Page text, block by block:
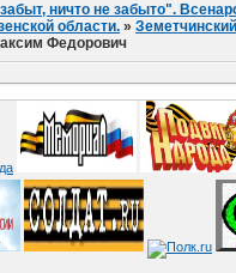
ничто не забыто".
области. »
Федорович